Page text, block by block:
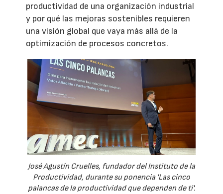
productividad de una organización industrial
y por qué las mejoras sostenibles requieren
una visión global que vaya más allá de la
optimización de procesos concretos.
José Agustín Cruelles, fundador del Instituto de la
Productividad, durante su ponencia 'Las cinco
palancas de la productividad que dependen de ti'.